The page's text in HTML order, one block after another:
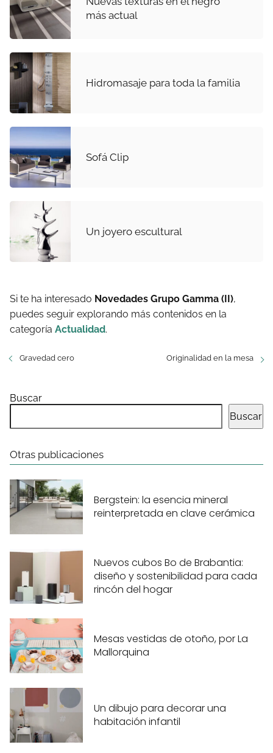
más actual
Hidromasaje para toda la familia
Sofá Clip
Un joyero escultural
Si te ha interesado Novedades Grupo Gamma (II),
puedes seguir explorando más contenidos en la
categoría Actualidad.
Gravedad cero Originalidad en la mesa
Buscar
Buscar
Otras publicaciones
Bergstein: la esencia mineral
reinterpretada en clave cerámica
Nuevos cubos Bo de Brabantia:
diseño y sostenibilidad para cada
rincón del hogar
Mesas vestidas de otoño, por La
Mallorquina
Un dibujo para decorar una
habitación infantil